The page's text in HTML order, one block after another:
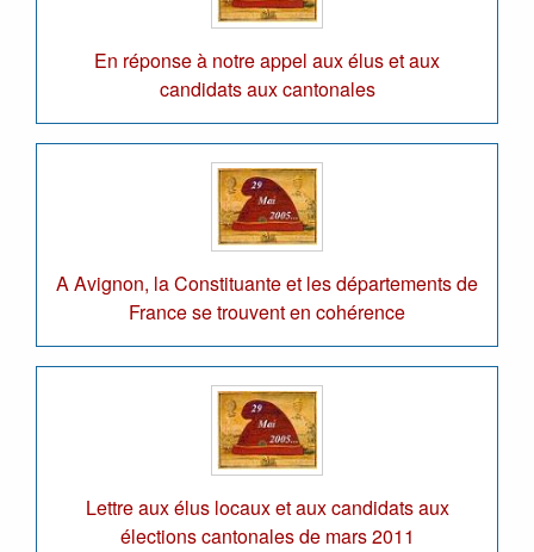
En réponse à notre appel aux élus et aux
candidats aux cantonales
A Avignon, la Constituante et les départements de
France se trouvent en cohérence
Lettre aux élus locaux et aux candidats aux
élections cantonales de mars 2011